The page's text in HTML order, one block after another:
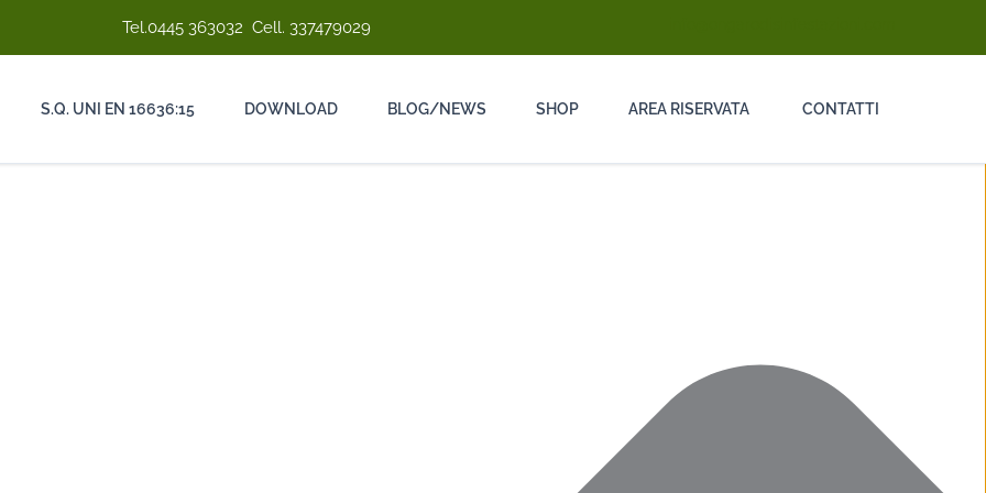
Tel.0445 363032 Cell. 337479029
S.Q. UNI EN 16636:15 DOWNLOAD BLOG/NEWS SHOP AREA RISERVATA CONTATTI